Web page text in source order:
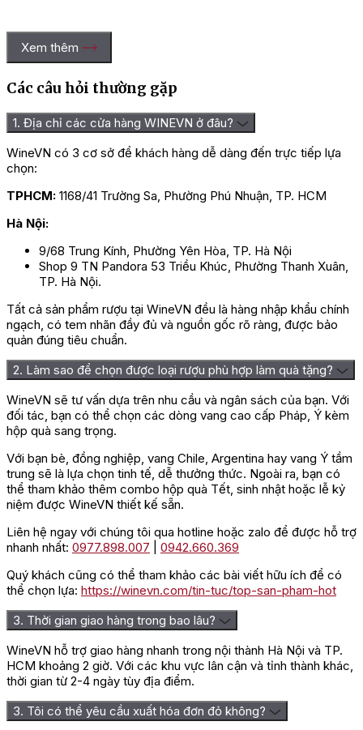
tươi mới của trái cây, tạo nên một hương vị
Cách thưởng thức rượu Vang Santa
Carolina Sauvignon Blanc
Sauvignon Blanc, bạn có thể thưởng thức nó cùng với nhiều loại
thực phẩm khác nhau, tạo ra sự đa dạng trong trải nghiệm ẩm
thực. Tuy nhiên, kết hợp hoàn hảo nhất được tạo ra khi bạn
thưởng thức rượu này với những món ăn ngon lý tưởng như
salad, hải sản và phô mai. Những sự kết hợp này hứa hẹn đem
dẫn.
Địa chỉ mua rượu Vang Santa Carolina
Sauvignon Blanc chính hãng
Santa Carolina Sauvignon Blanc chính hãng tại địa chỉWine VN
Đây là một địa chỉ đáng tin cậy, nơi bạn có thể tìm thấy sản
phẩm chất lượng và đảm bảo nguồn gốc. Liên hệ ngay với
Wine VN để được tư vấn và báo giá chi tiết nhất.
Với mức giá tầm trung, rượu Vang Santa Carolina Sauvignon
Blanc trở thành sự lựa chọn dễ dàng và phổ biến, mang lại sự
hài lòng cho người sử dụng đối với các dòng
nghiệm đặc biệt và hài lòng cho khách hàng.
Xem thêm
Các câu hỏi thường gặp
1. Địa chỉ các cửa hàng WINEVN ở đâu?
WineVN có 3 cơ sở để khách hàng dễ dàng đến trực tiếp lựa
chọn:
TPHCM: 1168/41 Trường Sa, Phường Phú Nhuận, TP. HCM
Hà Nội:
9/68 Trung Kính, Phường Yên Hòa, TP. Hà Nội
Shop 9 TN Pandora 53 Triều Khúc, Phường Thanh Xuân,
TP. Hà Nội.
Tất cả sản phẩm rượu tại WineVN đều là hàng nhập khẩu chính
ngạch, có tem nhãn đầy đủ và nguồn gốc rõ ràng, được bảo
quản đúng tiêu chuẩn.
2. Làm sao để chọn được loại rượu phù hợp làm quà tặng?
WineVN sẽ tư vấn dựa trên nhu cầu và ngân sách của bạn. Với
đối tác, bạn có thể chọn các dòng vang cao cấp Pháp, Ý kèm
hộp quà sang trọng.
Với bạn bè, đồng nghiệp, vang Chile, Argentina hay vang Ý tầm
trung sẽ là lựa chọn tinh tế, dễ thưởng thức. Ngoài ra, bạn có
thể tham khảo thêm combo hộp quà Tết, sinh nhật hoặc lễ kỷ
niệm được WineVN thiết kế sẵn.
Liên hệ ngay với chúng tôi qua hotline hoặc zalo để được hỗ trợ
nhanh nhất: 0977.898.007
0942.660.369
Quý khách cũng có thể tham khảo các bài viết hữu ích để có
thể chọn lựa: https://winevn.com/tin-tuc/top-san-pham-hot
3. Thời gian giao hàng trong bao lâu?
WineVN hỗ trợ giao hàng nhanh trong nội thành Hà Nội và TP.
HCM khoảng 2 giờ. Với các khu vực lân cận và tỉnh thành khác,
thời gian từ 2-4 ngày tùy địa điểm.
3. Tôi có thể yêu cầu xuất hóa đơn đỏ không?